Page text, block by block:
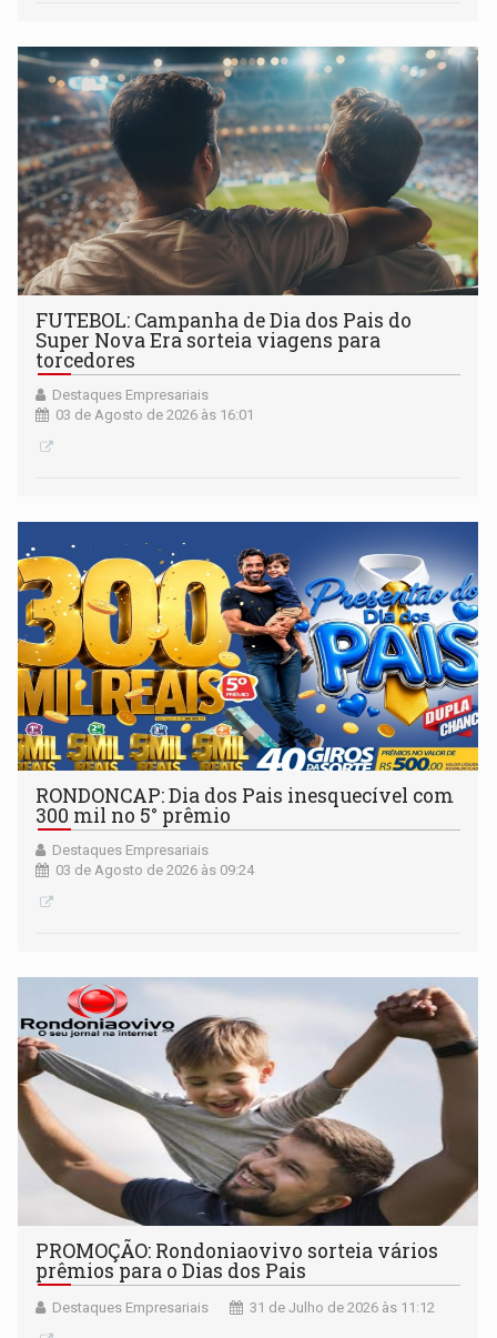
FUTEBOL: Campanha de Dia dos Pais do
Super Nova Era sorteia viagens para
torcedores
Destaques Empresariais
03 de Agosto de 2026 às 16:01
RONDONCAP: Dia dos Pais inesquecível com
300 mil no 5° prêmio
Destaques Empresariais
03 de Agosto de 2026 às 09:24
PROMOÇÃO: Rondoniaovivo sorteia vários
prêmios para o Dias dos Pais
Destaques Empresariais 31 de Julho de 2026 às 11:12